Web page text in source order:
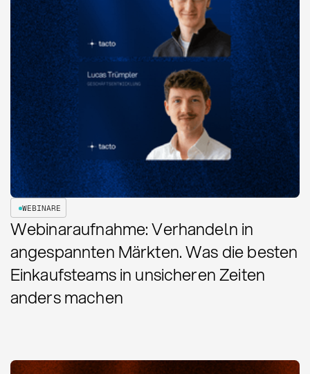
WEBINARE
Webinaraufnahme: Verhandeln in
angespannten Märkten. Was die besten
Einkaufsteams in unsicheren Zeiten
anders machen